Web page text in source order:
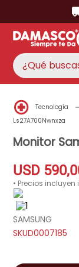
¿Qué buscas
Tecnología
Ls27A700Nwnxza
Monitor
USD 590,
• Precios
SAMSUNG
D0007185
TÉRMINOS
1. aire
2. nevera
4.
5
6. licuadora